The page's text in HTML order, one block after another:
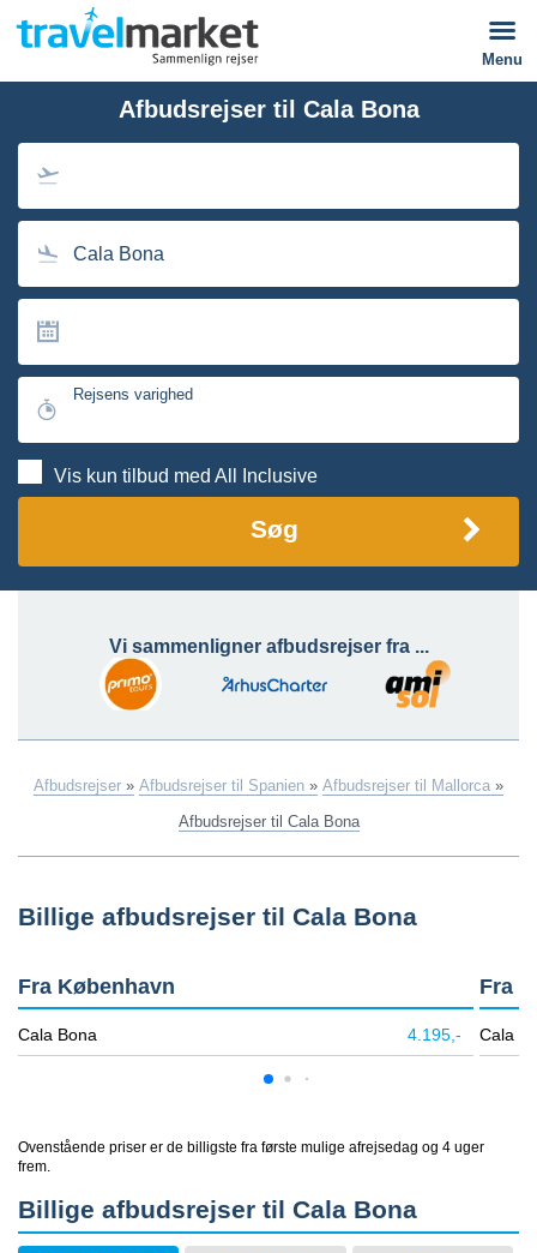
Menu
Afbudsrejser til Cala Bona
Cala Bona
Rejsens varighed
Vis kun tilbud med All Inclusive
Søg
Vi sammenligner afbudsrejser fra ...
Afbudsrejser » Afbudsrejser til Spanien » Afbudsrejser til Mallorca »
Afbudsrejser til Cala Bona
Billige afbudsrejser til Cala Bona
Fra København
Cala Bona 4.195,-
Fra
Cala
Ovenstående priser er de billigste fra første mulige afrejsedag og 4 uger
frem.
Billige afbudsrejser til Cala Bona